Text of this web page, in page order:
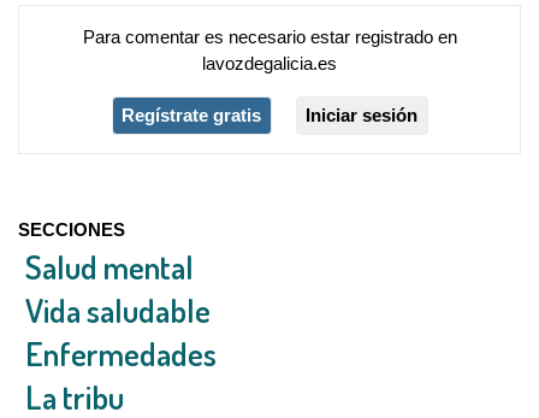
Para comentar es necesario estar registradoen
lavozdegalicia.es
Regístrate gratis Iniciar sesión
SECCIONES
Salud mental
Vida saludable
Enfermedades
La tribu